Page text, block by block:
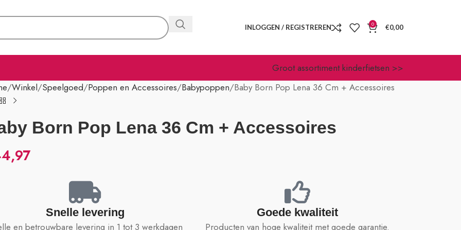
INLOGGEN / REGISTREREN 0 €0,00
Groot assortiment kinderfietsen >>
Winkel Speelgoed Poppen en Accessoires Babypoppen Baby Born Pop Lena 36 Cm + Accessoires
Born Pop Lena 36 Cm + Accessoires
Snelle levering
en betrouwbare levering in 1 tot 3 werkdagen
Goede kwaliteit
Producten van hoge kwaliteit met goede garantie.